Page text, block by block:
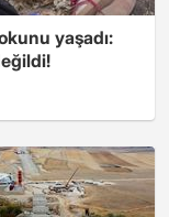
yaşadı: